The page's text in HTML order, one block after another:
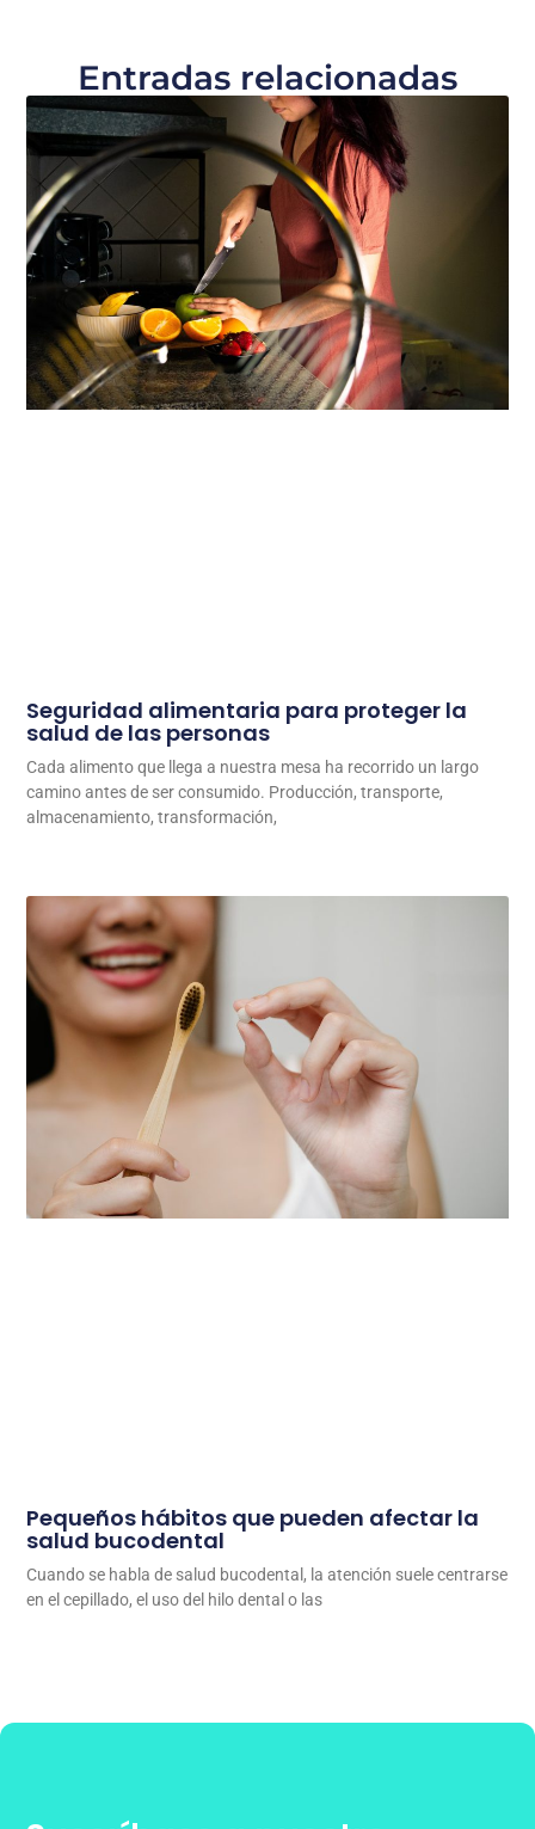
Entradas relacionadas
Seguridad alimentaria para proteger la
salud de las personas
Cada alimento que llega a nuestra mesa ha recorrido un largo
camino antes de ser consumido. Producción, transporte,
almacenamiento, transformación,
Pequeños hábitos que pueden afectar la
salud bucodental
Cuando se habla de salud bucodental, la atención suele centrarse
en el cepillado, el uso del hilo dental o las